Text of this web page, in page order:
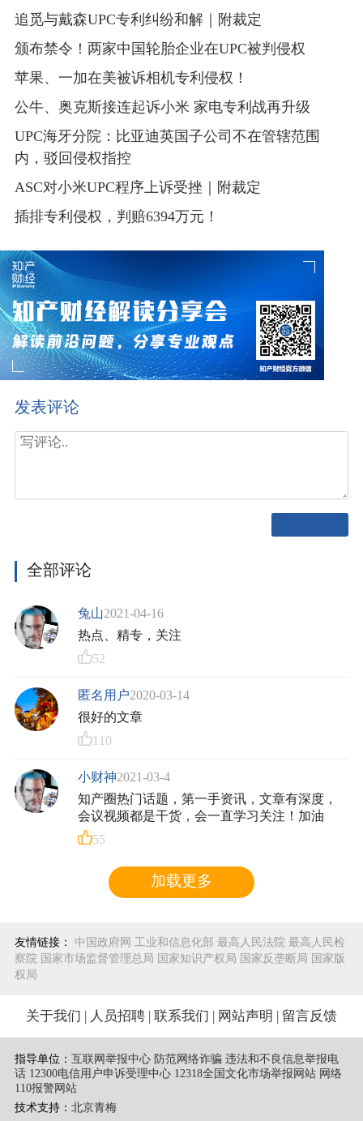
追觅与戴森UPC专利纠纷和解｜附裁定
颁布禁令！两家中国轮胎企业在UPC被判侵权
苹果、一加在美被诉相机专利侵权！
公牛、奥克斯接连起诉小米 家电专利战再升级
UPC海牙分院：比亚迪英国子公司不在管辖范围
内，驳回侵权指控
ASC对小米UPC程序上诉受挫｜附裁定
插排专利侵权，判赔6394万元！
发表评论
全部评论
兔山2021-04-16
热点、精专，关注
52
匿名用户2020-03-14
很好的文章
110
小财神2021-03-4
知产圈热门话题，第一手资讯，文章有深度，
会议视频都是干货，会一直学习关注！加油
55
加载更多
友情链接： 中国政府网 工业和信息化部 最高人民法院 最高人民检
察院 国家市场监督管理总局 国家知识产权局 国家反垄断局 国家版
权局
关于我们 人员招聘 联系我们 网站声明 留言反馈
指导单位： 互联网举报中心 防范网络诈骗 违法和不良信息举报电
话 12300电信用户申诉受理中心 12318全国文化市场举报网站 网络
110报警网站
技术支持： 北京青梅